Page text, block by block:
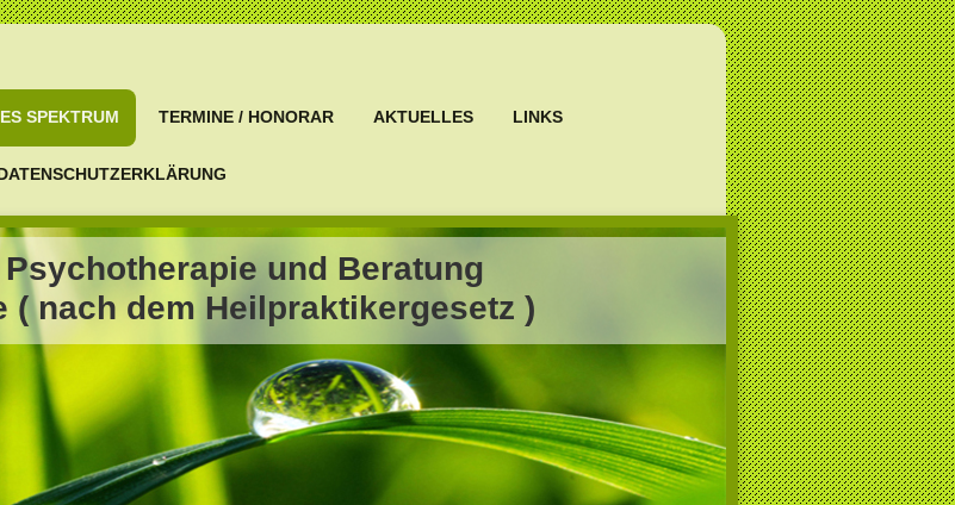
SPEKTRUM TERMINE / HONORAR AKTUELLES LINKS
und Beratung
( nach dem Heilpraktikergesetz )